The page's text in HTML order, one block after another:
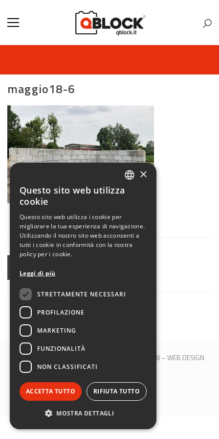
maggio18-6
© 2017 QBLOCK® | Bologna | P.IVA 00509121208 –WEB DESIGN
M&B S.R.L.
SEGUICI SU:
×
Questo sito web utilizza
cookie
Questo sito web utilizza i cookie per
migliorare la tua esperienza di navigazione.
Utilizzando il nostro sito web acconsenti a
tutti i cookie in conformità con la nostra
policy per i cookie.
Leggi di più
STRETTAMENTE NECESSARI
PROFILAZIONE
MARKETING
FUNZIONALITÀ
NON CLASSIFICATI
ACCETTA TUTTO RIFIUTA TUTTO
MOSTRA DETTAGLI